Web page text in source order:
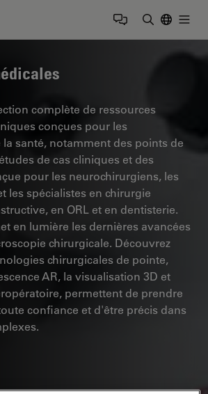
Logo
complète de ressources
conçues pour les
santé, notamment des points de
de cas cliniques et des
pour les neurochirurgiens, les
les spécialistes en chirurgie
en ORL et en dentisterie.
en lumière les dernières avancées
chirurgicale. Découvrez
chirurgicales de pointe,
AR, la visualisation 3D et
permettent de prendre
confiance et d'être précis dans